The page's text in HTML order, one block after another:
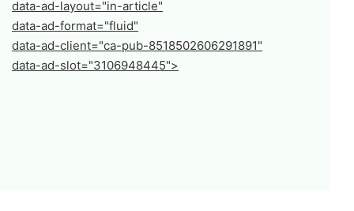
data-ad-layout="in-article"
data-ad-format="fluid"
data-ad-client="ca-pub-8518502606291891"
data-ad-slot="3106948445">